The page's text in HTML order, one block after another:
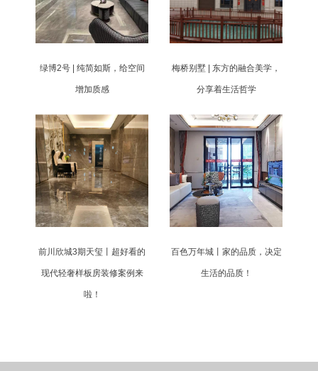
绿博2号 | 纯简如斯，给空间
增加质感
梅桥别墅 | 东方的融合美学，
分享着生活哲学
前川欣城3期天玺丨超好看的
现代轻奢样板房装修案例来
啦！
百色万年城丨家的品质，决定
生活的品质！